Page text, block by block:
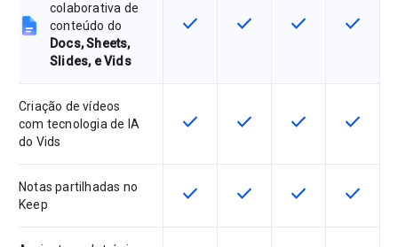
colaborativa de
conteúdo do
Docs, Sheets,
Slides, e Vids
Esta funcionalidade está
check Esta funcionalidade está
check Esta
check Esta
check
Criação de vídeos
com tecnologia de IA
do Vids
Esta funcionalidade está
check Esta funcionalidade está
check Esta
check Esta
check
Notas partilhadas no
Keep
Esta funcionalidade está
check Esta funcionalidade está
check Esta
check Esta
check